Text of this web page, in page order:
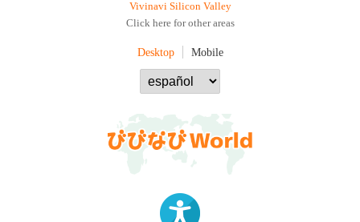
Vivinavi Silicon Valley
Click here for other areas
Desktop Mobile